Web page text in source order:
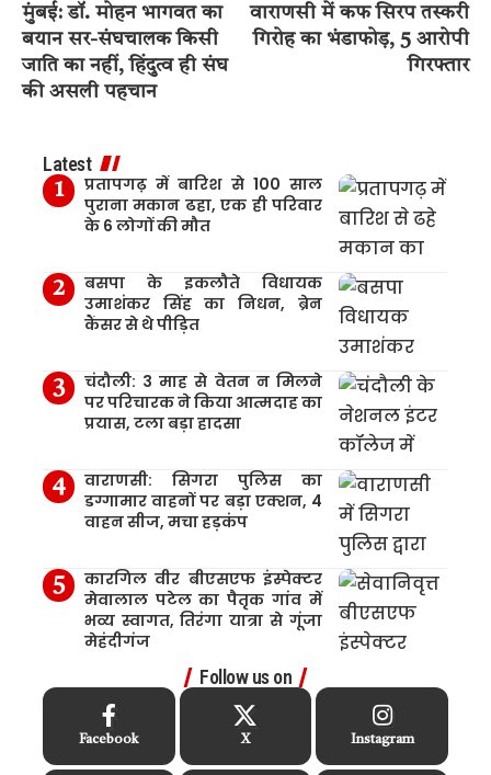
मुंबई: डॉ. मोहन भागवत का
बयान सर-संघचालक किसी
जाति का नहीं, हिंदुत्व ही संघ
की असली पहचान
वाराणसी में कफ सिरप तस्करी
गिरोह का भंडाफोड़, 5 आरोपी
गिरफ्तार
Latest
प्रतापगढ़ में बारिश से 100 साल
पुराना मकान ढहा, एक ही परिवार
के 6 लोगों की मौत
बसपा के इकलौते विधायक
उमाशंकर सिंह का निधन, ब्रेन
कैंसर से थे पीड़ित
चंदौली: 3 माह से वेतन न मिलने
पर परिचारक ने किया आत्मदाह का
प्रयास, टला बड़ा हादसा
वाराणसी: सिगरा पुलिस का
डग्गामार वाहनों पर बड़ा एक्शन, 4
वाहन सीज, मचा हड़कंप
कारगिल वीर बीएसएफ इंस्पेक्टर
मेवालाल पटेल का पैतृक गांव में
भव्य स्वागत, तिरंगा यात्रा से गूंजा
मेहंदीगंज
Follow us on
Facebook X Instagram